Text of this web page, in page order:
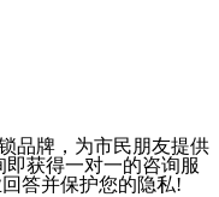
品牌，为市民朋友提供
获得一对一的咨询服
答并保护您的隐私!